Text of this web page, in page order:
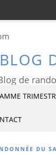
de
DU